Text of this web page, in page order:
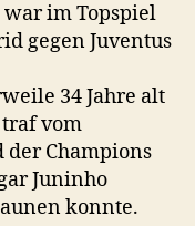
war im Topspiel
gegen Juventus
34 Jahre alt
vom
Champions
Juninho
konnte.